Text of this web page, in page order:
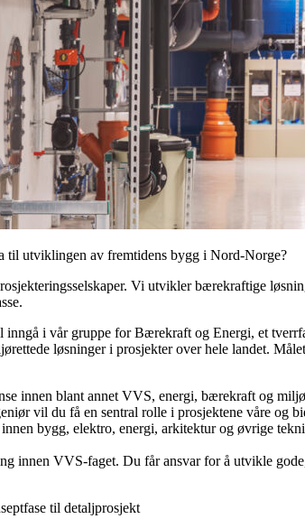
til utviklingen av fremtidens bygg i Nord-Norge?
Vi utvikler bærekraftige
i vår gruppe for Bærekraft og Energi, et
løsninger i prosjekter over hele landet.
innen blant annet VVS, energi, bærekraft og
vil du få en sentral rolle i prosjektene våre og
bygg, elektro, energi, arkitektur og øvrige
innen VVS-faget. Du får ansvar for å utvikle
til detaljprosjekt